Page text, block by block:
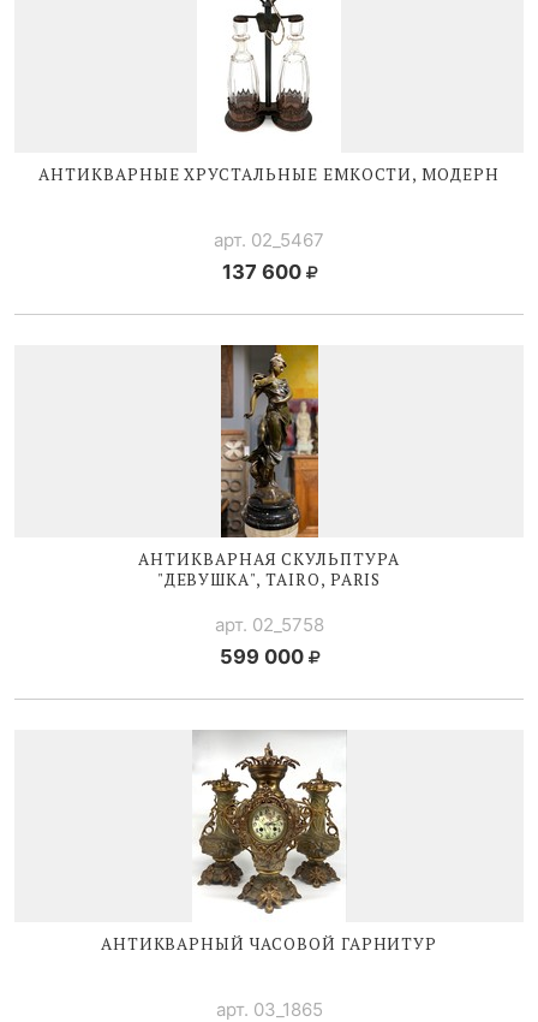
АНТИКВАРНЫЕ ХРУСТАЛЬНЫЕ ЕМКОСТИ, МОДЕРН
арт. 02_5467
137 600
АНТИКВАРНАЯ СКУЛЬПТУРА
"ДЕВУШКА", TAIRO, PARIS
арт. 02_5758
599 000
АНТИКВАРНЫЙ ЧАСОВОЙ ГАРНИТУР
арт. 03_1865